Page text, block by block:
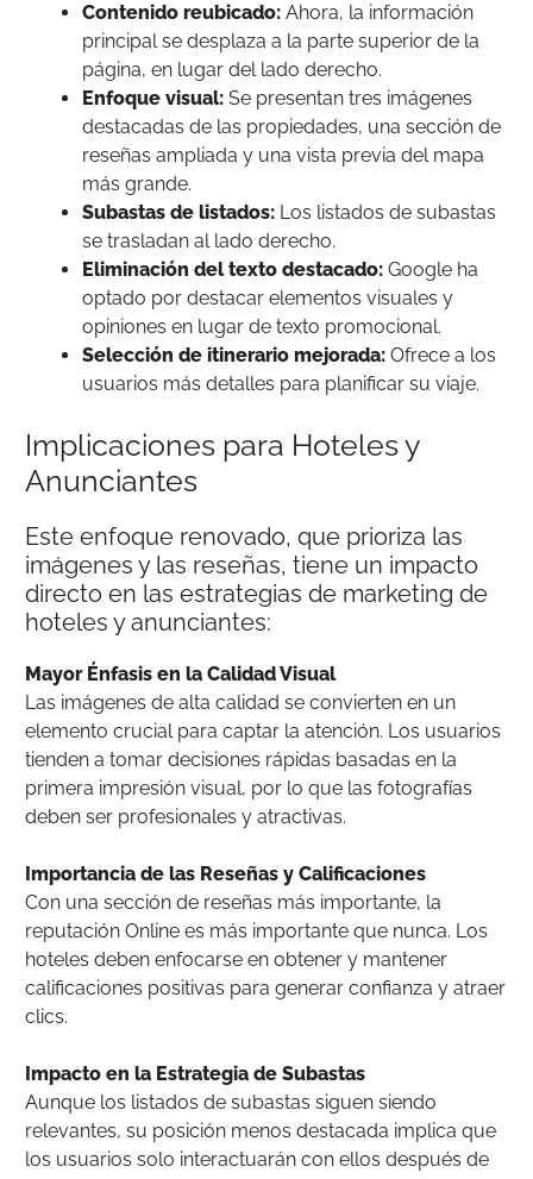
Contenido reubicado: Ahora, la información
principal se desplaza a la parte superior de la
página, en lugar del lado derecho.
Enfoque visual: Se presentan tres imágenes
destacadas de las propiedades, una sección de
reseñas ampliada y una vista previa del mapa
más grande.
Subastas de listados: Los listados de subastas
se trasladan al lado derecho.
Eliminación del texto destacado: Google ha
optado por destacar elementos visuales y
opiniones en lugar de texto promocional.
Selección de itinerario mejorada: Ofrece a los
usuarios más detalles para planificar su viaje.
Implicaciones para Hoteles y
Anunciantes
Este enfoque renovado, que prioriza las
imágenes y las reseñas, tiene un impacto
directo en las estrategias de marketing de
hoteles y anunciantes:
Mayor Énfasis en la Calidad Visual
Las imágenes de alta calidad se convierten en un
elemento crucial para captar la atención. Los usuarios
tienden a tomar decisiones rápidas basadas en la
primera impresión visual, por lo que las fotografías
deben ser profesionales y atractivas.
Importancia de las Reseñas y Calificaciones
Con una sección de reseñas más importante, la
reputación Online es más importante que nunca. Los
hoteles deben enfocarse en obtener y mantener
calificaciones positivas para generar confianza y atraer
clics.
Impacto en la Estrategia de Subastas
Aunque los listados de subastas siguen siendo
relevantes, su posición menos destacada implica que
los usuarios solo interactuarán con ellos después de